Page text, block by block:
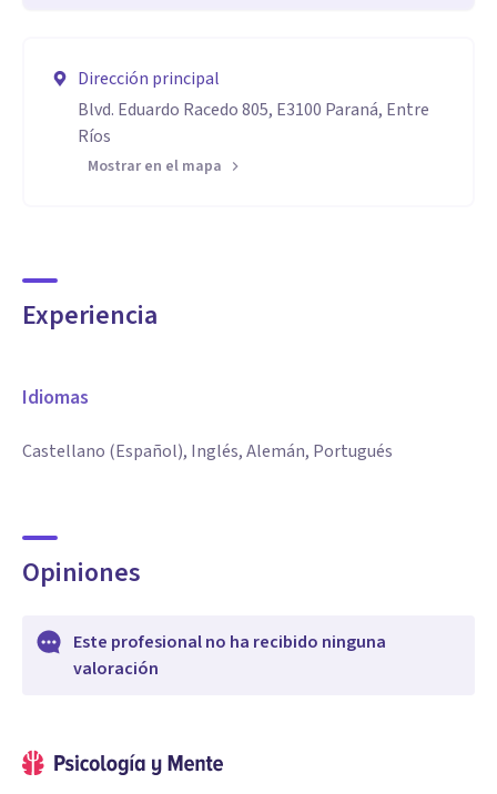
Dirección principal
Blvd. Eduardo Racedo 805, E3100 Paraná, Entre
Ríos
Mostrar en el mapa
Experiencia
Idiomas
Castellano (Español), Inglés, Alemán, Portugués
Opiniones
Este profesional no ha recibido ninguna
valoración